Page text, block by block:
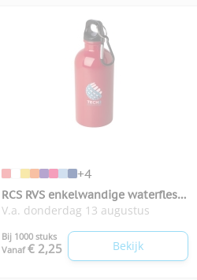
+4
RCS RVS enkelwandige waterfles
Oregon 400 ml
V.a. donderdag 13 augustus
Bij 1000 stuks
Vanaf € 2,25 Bekijk